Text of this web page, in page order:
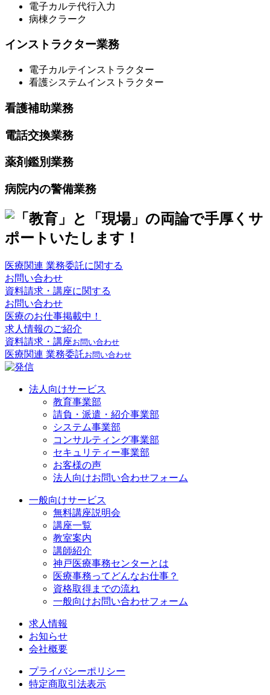
電子カルテ代行入力
病棟クラーク
インストラクター業務
電子カルテインストラクター
看護システムインストラクター
看護補助業務
電話交換業務
薬剤鑑別業務
病院内の警備業務
医療関連 業務委託に関する
お問い合わせ
資料請求・講座に関する
お問い合わせ
医療のお仕事掲載中！
求人情報のご紹介
資料請求・講座お問い合わせ
医療関連 業務委託お問い合わせ
法人向けサービス
教育事業部
請負・派遣・紹介事業部
システム事業部
コンサルティング事業部
セキュリティー事業部
お客様の声
法人向けお問い合わせフォーム
一般向けサービス
無料講座説明会
講座一覧
教室案内
講師紹介
神戸医療事務センターとは
医療事務ってどんなお仕事？
資格取得までの流れ
一般向けお問い合わせフォーム
求人情報
お知らせ
会社概要
プライバシーポリシー
特定商取引法表示